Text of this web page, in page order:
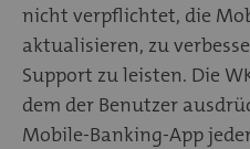
nicht verpflichtet, die
aktualisieren, zu
Support zu leisten. Die
dem der Benutzer
Mobile-Banking-App